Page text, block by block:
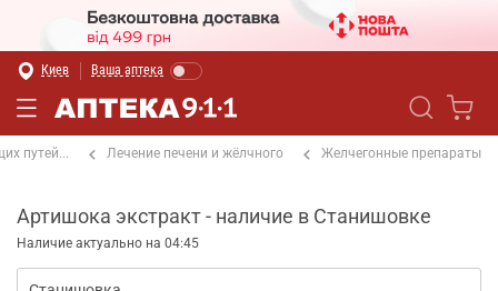
Киев Ваша аптека
путей... Лечение печени и жёлчного Желчегонные препараты
Артишока экстракт - наличие в Станишовке
Наличие актуально на 04:45